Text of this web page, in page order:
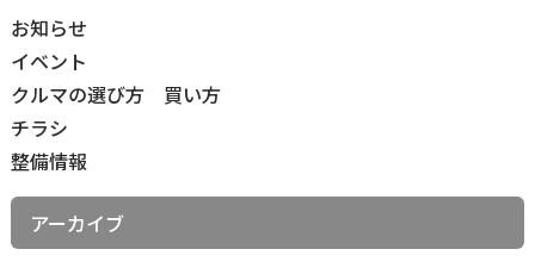
お知らせ
イベント
クルマの選び方 買い方
チラシ
整備情報
アーカイブ